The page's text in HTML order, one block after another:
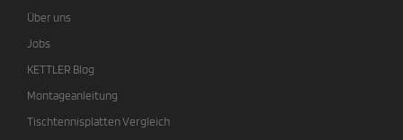
Über uns
Jobs
KETTLER Blog
Montageanleitung
Tischtennisplatten Vergleich